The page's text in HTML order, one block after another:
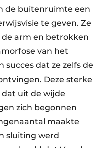
de buitenruimte een
te geven. Ze
arm en betrokken
van het
succes dat ze zelfs de
Deze sterke
uit de wijde
zich begonnen
maakte
sluiting werd